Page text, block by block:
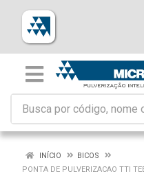
INÍCIO
BICOS
PONTA DE PULVERIZACAO TTI